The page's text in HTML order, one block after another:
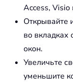
Access, Visio
Открывайте
во вкладках
окон.
Увеличьте
уменьшите